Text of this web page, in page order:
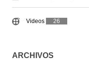
Videos 26
ARCHIVOS